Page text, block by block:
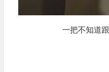
一把不知道